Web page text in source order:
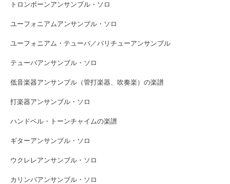
トロンボーンアンサンブル・ソロ
ユーフォニアムアンサンブル・ソロ
ユーフォニアム・テューバ／バリチューアンサンブル
テューバアンサンブル・ソロ
低音楽器アンサンブル（管打楽器、吹奏楽）の楽譜
打楽器アンサンブル・ソロ
ハンドベル・トーンチャイムの楽譜
ギターアンサンブル・ソロ
ウクレレアンサンブル・ソロ
カリンバアンサンブル・ソロ